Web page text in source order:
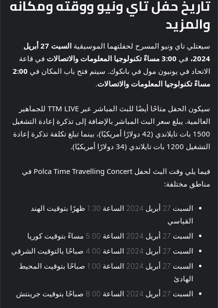
تاريخ حفل تاي ونيو ووقته ومكانه
والمزيد
سيعتلي تاي ونيو المسرح لحفلتهما الموسيقية
السبت 27 أبريل
2024، في 3:00 مساءً تكنولوجيا المعلومات والاتصالات
في قاعة
الاتحاد في يونيون مول في بانكوك. سيتم فتح باب المكان في 2:00
مساءً تكنولوجيا المعلومات والاتصالات.
سيكون الحفل متاحًا أيضًا للبث المباشر عبر TTM LIVE للجماهير
العالمية. يبلغ سعر البث المباشر بالإضافة إلى تذكرة إعادة التشغيل
1500 بات تايلاندي (42 دولارًا أمريكيًا)، بينما تبلغ تكلفة تذكرة إعادة
التشغيل 1200 بات تايلاندي (34 دولارًا أمريكيًا).
فيما يلي وقت البث لحفل Polca Time Travelling Concert في
مناطق مختلفة:
السبت 27 أبريل 2024 الساعة 1:30 ظهرًا بتوقيت الهند
القياسي
السبت 27 أبريل 2024 الساعة 5:00 مساءً بتوقيت كوريا
السبت 27 أبريل 2024 الساعة 4:00 صباحًا بالتوقيت الشرقي
السبت 27 أبريل 2024 الساعة 1:00 صباحًا بتوقيت المحيط
الهادئ
السبت 27 أبريل 2024 الساعة 8:00 صباحًا بتوقيت جرينتش